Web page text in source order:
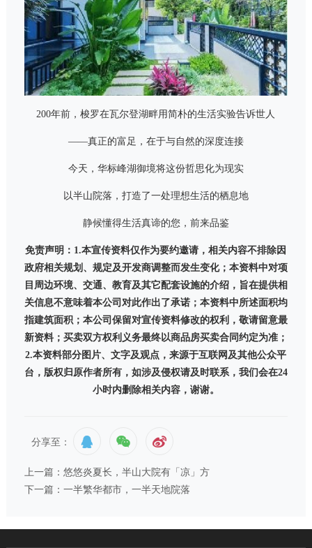
200年前，梭罗在瓦尔登湖畔用简朴的生活实验告诉世人
——真正的富足，在于与自然的深度连接
今天，华标峰湖御境将这份哲思化为现实
以半山院落，打造了一处理想生活的栖息地
静候懂得生活真谛的您，前来品鉴
免责声明： 1.本宣传资料仅作为要约邀请，相关内容不排除因
政府相关规划、规定及开发商调整而发生变化；本资料中对项
目周边环境、交通、教育及其它配套设施的介绍，旨在提供相
关信息不意味着本公司对此作出了承诺；本资料中所述面积均
指建筑面积；本公司保留对宣传资料修改的权利，敬请留意最
新资料；买卖双方权利义务最终以商品房买卖合同约定为准；
2.本资料部分图片、文字及观点，来源于互联网及其他公众平
台，版权归原作者所有，如涉及侵权请及时联系，我们会在24
小时内删除相关内容，谢谢。
分享至：
上一篇：悠悠炎夏长，半山大院有「凉」方
下一篇：一半繁华都市，一半天地院落